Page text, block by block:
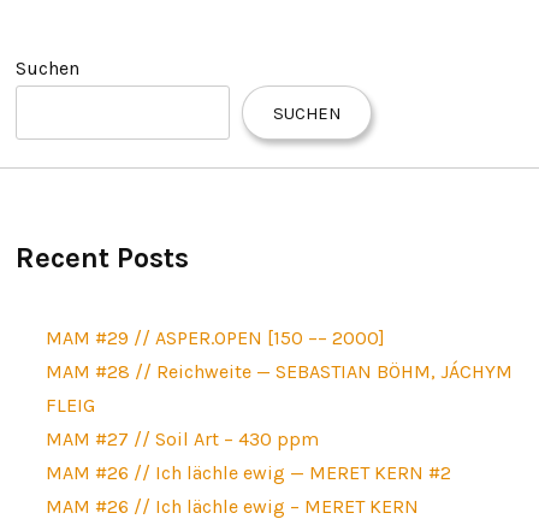
Suchen
SUCHEN
Recent Posts
MAM #29 // ASPER.OPEN [150 –– 2000]
MAM #28 // Reichweite — SEBASTIAN BÖHM, JÁCHYM
FLEIG
MAM #27 // Soil Art – 430 ppm
MAM #26 // Ich lächle ewig — MERET KERN #2
MAM #26 // Ich lächle ewig – MERET KERN